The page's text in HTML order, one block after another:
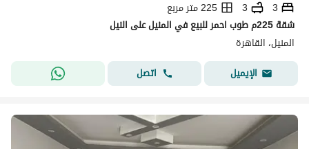
3
3
225 متر مربع
شقة 225م طوب احمر للبيع في المنيل على النيل
المنيل، القاهرة
الإيميل
اتصل